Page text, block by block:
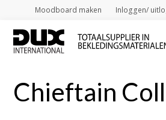
Moodboard maken Inloggen/
Chieftain